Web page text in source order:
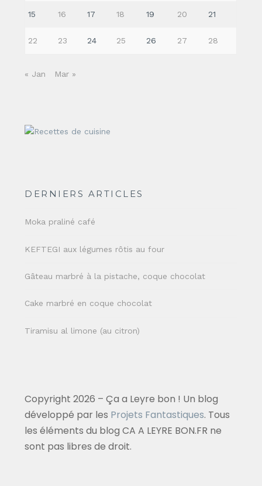
15 16 17 18 19 20 21
22 23 24 25 26 27 28
« Jan Mar »
DERNIERS ARTICLES
Moka praliné café
KEFTEGI aux légumes rôtis au four
Gâteau marbré à la pistache, coque chocolat
Cake marbré en coque chocolat
Tiramisu al limone (au citron)
Copyright 2026 – Ça a Leyre bon ! Un blog
développé par les Projets Fantastiques. Tous
les éléments du blog CA A LEYRE BON.FR ne
sont pas libres de droit.